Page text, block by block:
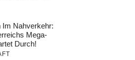
Im Nahverkehr:
Mega-
Durch!